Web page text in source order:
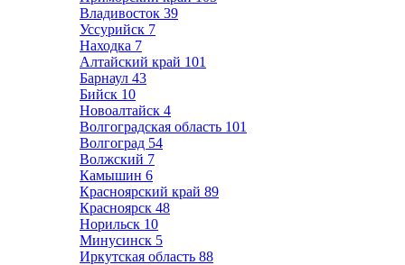
Владивосток 39
Уссурийск 7
Находка 7
Алтайский край 101
Барнаул 43
Бийск 10
Новоалтайск 4
Волгоградская область 101
Волгоград 54
Волжский 7
Камышин 6
Красноярский край 89
Красноярск 48
Норильск 10
Минусинск 5
Иркутская область 88